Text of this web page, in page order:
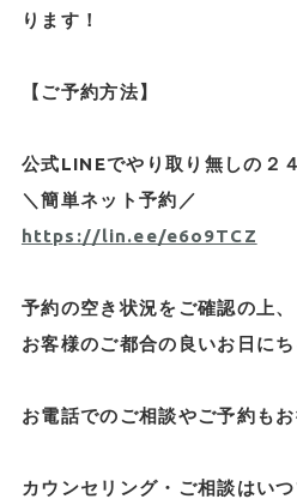
ります！
【ご予約方法】
公式LINEでやり取り無しの２
＼簡単ネット予約／
https://lin.ee/e6o9TCZ
予約の空き状況をご確認の上、
お客様のご都合の良いお日に
お電話でのご相談やご予約も
カウンセリング・ご相談はいつ